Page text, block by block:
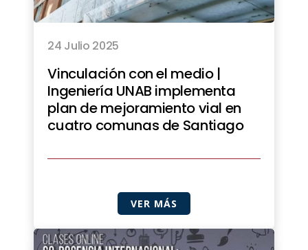
24 Julio 2025
Vinculación con el medio |
Ingeniería UNAB implementa
plan de mejoramiento vial en
cuatro comunas de Santiago
VER MÁS